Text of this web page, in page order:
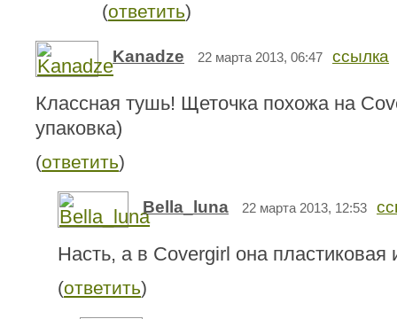
(ответить)
Kanadze 22 марта 2013, 06:47 ссылка
Классная тушь! Щеточка похожа на
упаковка)
(ответить)
Bella_luna 22 марта 2013, 12:53
Насть, а в Covergirl она пластиковая
(ответить)